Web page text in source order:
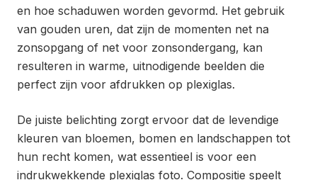
en hoe schaduwen worden gevormd. Het gebruik
van gouden uren, dat zijn de momenten net na
zonsopgang of net voor zonsondergang, kan
resulteren in warme, uitnodigende beelden die
perfect zijn voor afdrukken op plexiglas.
De juiste belichting zorgt ervoor dat de levendige
kleuren van bloemen, bomen en landschappen tot
hun recht komen, wat essentieel is voor een
indrukwekkende plexiglas foto. Compositie speelt